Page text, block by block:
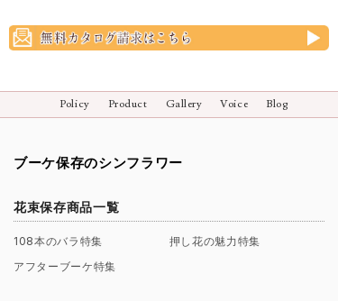
Policy Product Gallery Voice Blog
ブーケ保存のシンフラワー
花束保存商品一覧
108本のバラ特集
押し花の魅力特集
アフターブーケ特集